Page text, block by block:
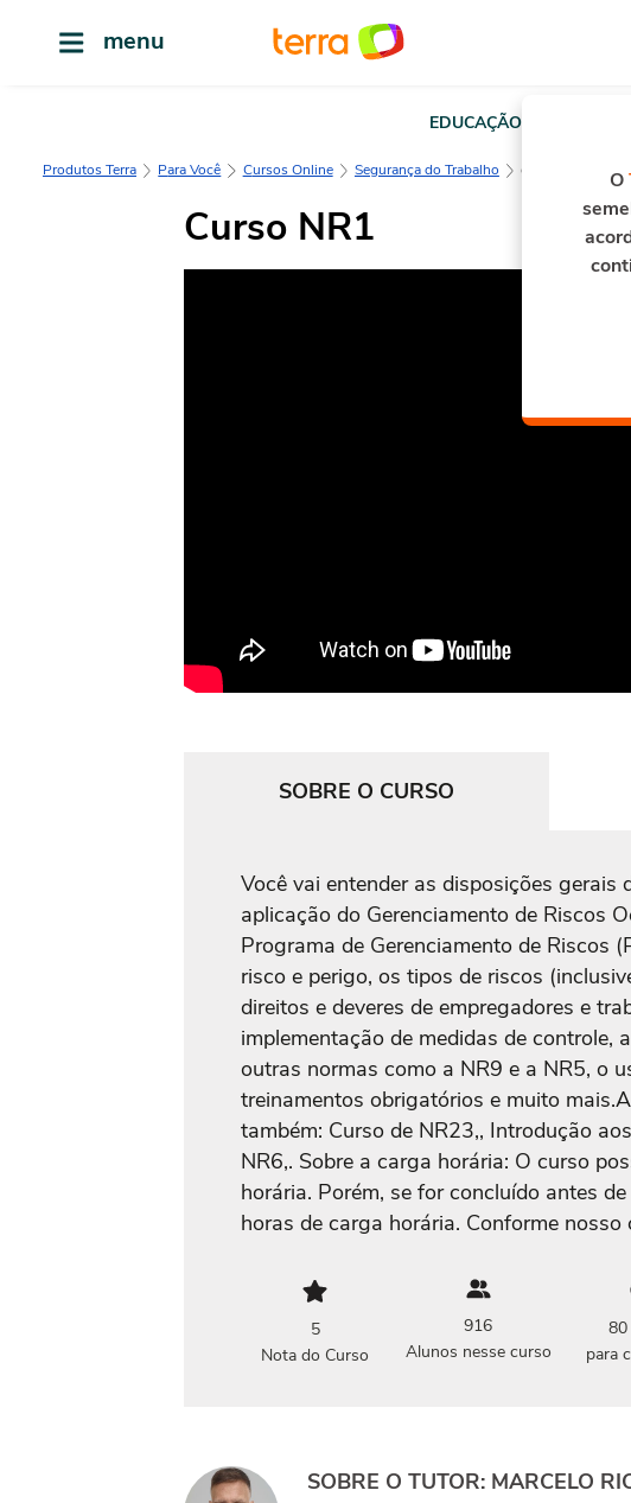
menu
EDUCAÇÃO
Produtos Terra Para Você Cursos Online Segurança do Trabalho
Curso NR1
SOBRE O CURSO
Você vai entender as disposições gerais
aplicação do Gerenciamento de Riscos
Programa de Gerenciamento de Riscos
risco e perigo, os tipos de riscos
direitos e deveres de empregadores e
implementação de medidas de controle,
outras normas como a NR9 e a NR5, o
treinamentos obrigatórios e muito
também: Curso de NR23,, Introdução
NR6,. Sobre a carga horária: O curso
horária. Porém, se for concluído antes
horas de carga horária. Conforme
5
Nota do Curso
916
Alunos nesse curso
80
para
SOBRE O TUTOR: MARCELO
O